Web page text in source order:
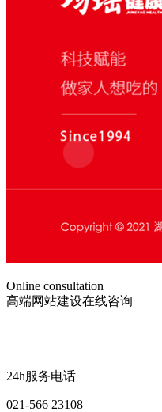
Online consultation
高端网站建设在线咨询
24h服务电话
021-566 23108